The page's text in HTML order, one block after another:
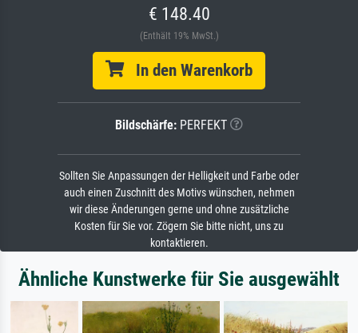
€ 148.40
(Enthält 19% MwSt.)
In den Warenkorb
Bildschärfe: PERFEKT
Sollten Sie Anpassungen der Helligkeit und Farbe oder
auch einen Zuschnitt des Motivs wünschen, nehmen
wir diese Änderungen gerne und ohne zusätzliche
Kosten für Sie vor. Zögern Sie bitte nicht, uns zu
kontaktieren.
Ähnliche Kunstwerke für Sie ausgewählt